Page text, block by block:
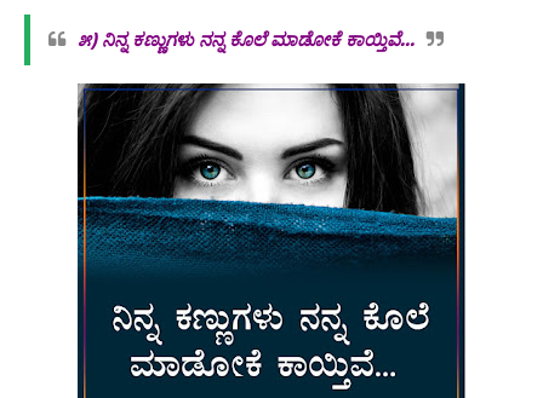
೫) ನಿನ್ನ ಕಣ್ಣುಗಳು ನನ್ನ ಕೊಲೆ ಮಾಡೋಕೆ ಕಾಯ್ತಿವೆ...